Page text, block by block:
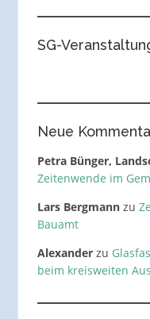
SG-
Neue
Petra Bünger,
Zeitenwende im
Lars Bergmannzu
Bauamt
Alexanderzu
beim kreisweiten